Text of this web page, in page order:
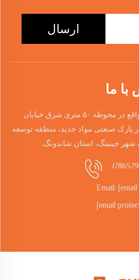
ارسال
با ما
Add: ساختمان کارخانه شماره ۸، واقع در محوطه ۵۰ متری شرق خیابان
پارک صنعتی مواد جدید، منطقه توسعه
شهر جینینگ، استان شاندونگ.
Email: